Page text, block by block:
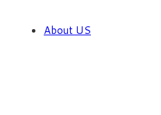
About US